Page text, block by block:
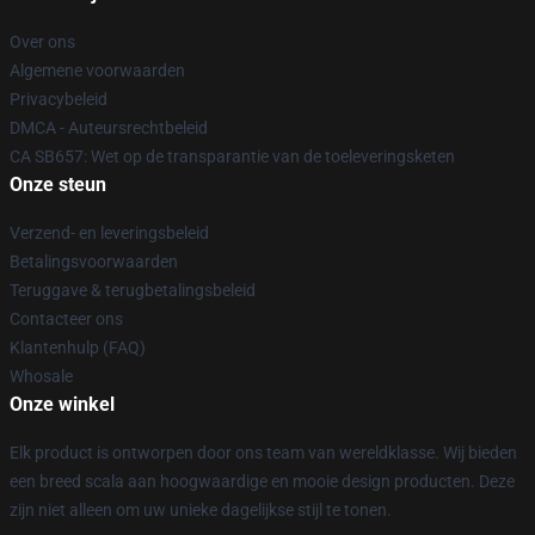
Over ons
Algemene voorwaarden
Privacybeleid
DMCA - Auteursrechtbeleid
CA SB657: Wet op de transparantie van de toeleveringsketen
Onze steun
Verzend- en leveringsbeleid
Betalingsvoorwaarden
Teruggave & terugbetalingsbeleid
Contacteer ons
Klantenhulp (FAQ)
Whosale
Onze winkel
Elk product is ontworpen door ons team van wereldklasse. Wij bieden
een breed scala aan hoogwaardige en mooie design producten. Deze
zijn niet alleen om uw unieke dagelijkse stijl te tonen.